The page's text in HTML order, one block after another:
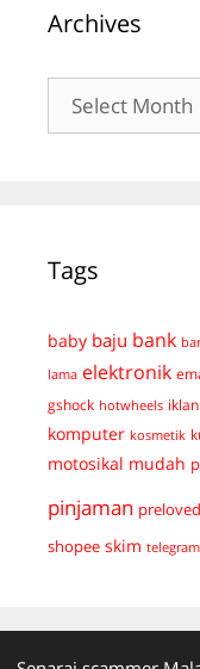
Archives
Archives
Tags
baby baju bank
lama elektronik
gshock hotwheels iklan
komputer kosmetik
motosikal mudah
pinjaman preloved
shopee skim telegram